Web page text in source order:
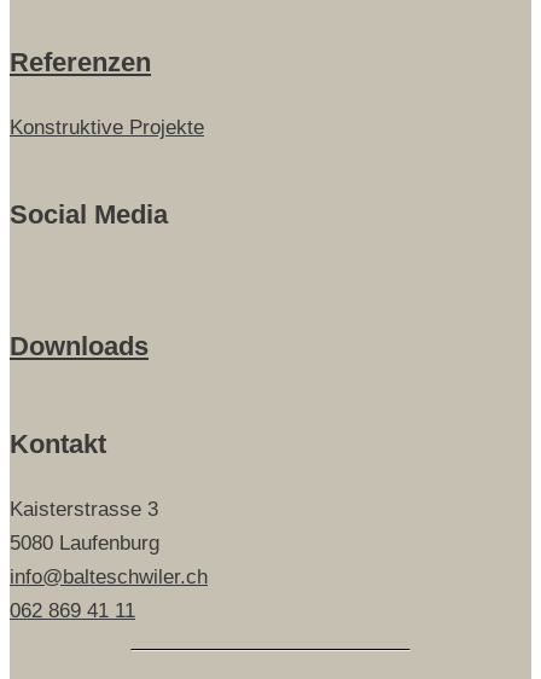
Referenzen
Konstruktive Projekte
Social Media
Downloads
Kontakt
Kaisterstrasse 3
5080 Laufenburg
info@balteschwiler.ch
062 869 41 11